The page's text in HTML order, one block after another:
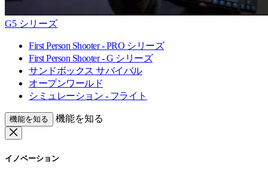
G5 シリーズ
First Person Shooter - PRO シリーズ
First Person Shooter - G シリーズ
サンドボックス サバイバル
オープンワールド
シミュレーション - フライト
機能を知る 機能を知る
イノベーション